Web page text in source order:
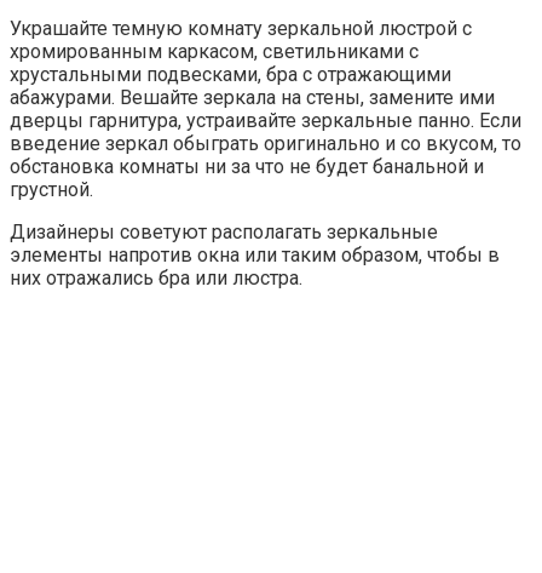
Украшайте темную комнату зеркальной люстрой с
хромированным каркасом, светильниками с
хрустальными подвесками, бра с отражающими
абажурами. Вешайте зеркала на стены, замените ими
дверцы гарнитура, устраивайте зеркальные панно. Если
введение зеркал обыграть оригинально и со вкусом, то
обстановка комнаты ни за что не будет банальной и
грустной.
Дизайнеры советуют располагать зеркальные
элементы напротив окна или таким образом, чтобы в
них отражались бра или люстра.